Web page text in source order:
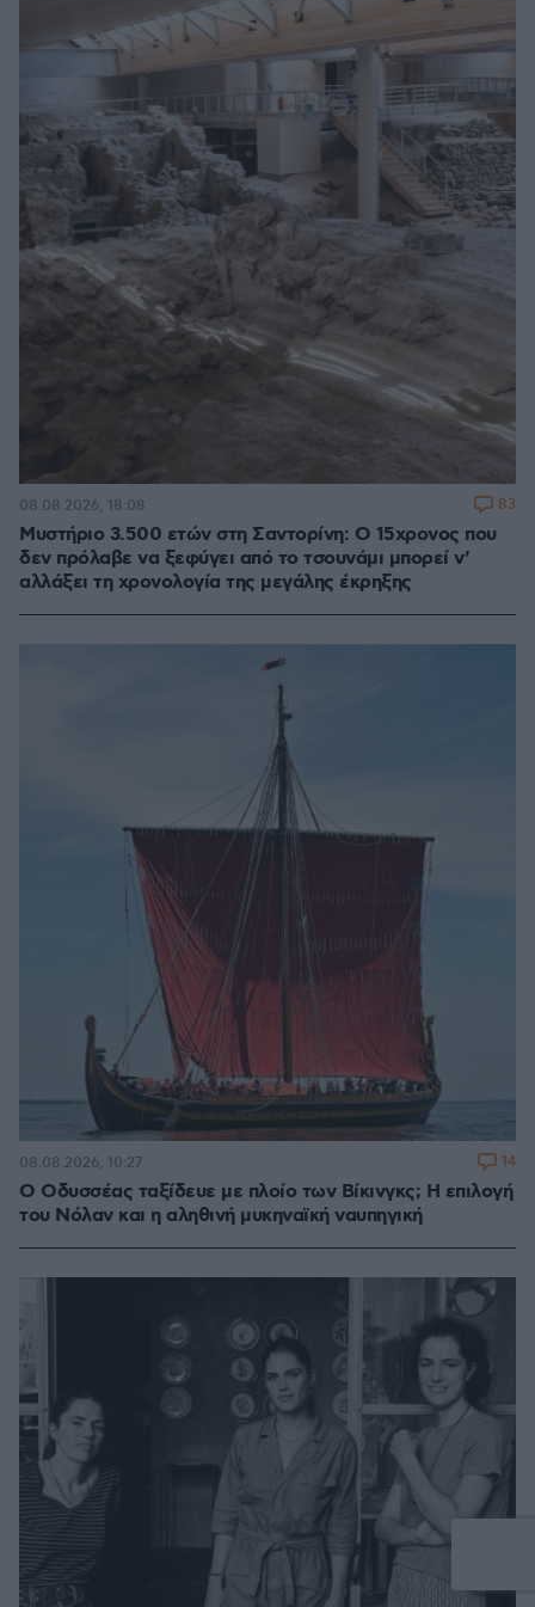
Μυστήριο 3.500 ετών στη Σαντορίνη: Ο 15χρονος που
δεν πρόλαβε να ξεφύγει από το τσουνάμι μπορεί ν'
αλλάξει τη χρονολογία της μεγάλης έκρηξης
08.08.2026, 18:08 83
Ο Οδυσσέας ταξίδευε με πλοίο των Βίκινγκς; Η επιλογή
του Νόλαν και η αληθινή μυκηναϊκή ναυπηγική
08.08.2026, 10:27 14